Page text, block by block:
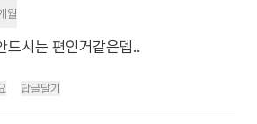
월
드시는 편인거같은뎁..
답글달기